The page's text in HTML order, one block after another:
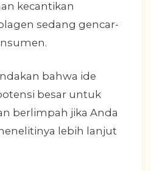
kecantikan
sedang gencar-
bahwa ide
besar untuk
berlimpah jika Anda
lebih lanjut